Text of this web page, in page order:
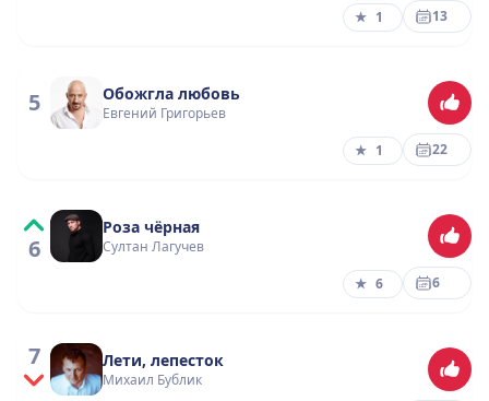
★ 1 13
5 Обожгла любовь
Евгений Григорьев
★ 1 22
6
Роза чёрная
Султан Лагучев
★ 6 6
7 Лети, лепесток
Михаил Бублик